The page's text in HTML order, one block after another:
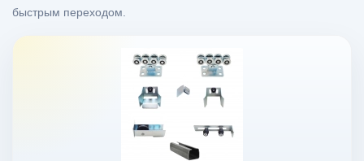
быстрым переходом.